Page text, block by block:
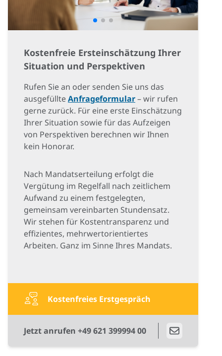
Kostenfreie Ersteinschätzung Ihrer
Situation und Perspektiven
Rufen Sie an oder senden Sie uns das
ausgefüllteAnfrageformular– wir rufen
gerne zurück. Für eine erste Einschätzung
Ihrer Situation sowie für das Aufzeigen
von Perspektiven berechnen wir Ihnen
kein Honorar.
Nach Mandatserteilung erfolgt die
Vergütung im Regelfall nach zeitlichem
Aufwand zu einem festgelegten,
gemeinsam vereinbarten Stundensatz.
Wir stehen für Kostentransparenz und
effizientes, mehrwertorientiertes
Arbeiten. Ganz im Sinne Ihres Mandats.
Kostenfreies Erstgespräch
Jetzt anrufen +49 621 399994 00